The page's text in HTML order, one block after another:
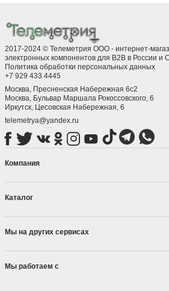
2017-2024 © Телеметрия ООО - интернет-
электронных компонентов для B2B в России
Политика обработки персональных данных
+7 929 433 4445
Москва, Пресненская Набережная 6с2
Москва, ​Бульвар Маршала Рокоссовского, 6
Иркутск, ​Цесовская Набережная, 6
telemetrya@yandex.ru
Компания
Каталог
Мы на других сервисах
Мы работаем с